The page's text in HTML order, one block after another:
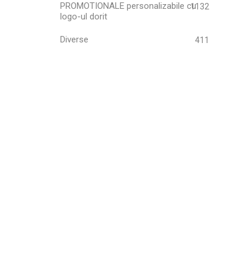
PROMOTIONALE personalizabile cu
logo-ul dorit
1132
Diverse 411